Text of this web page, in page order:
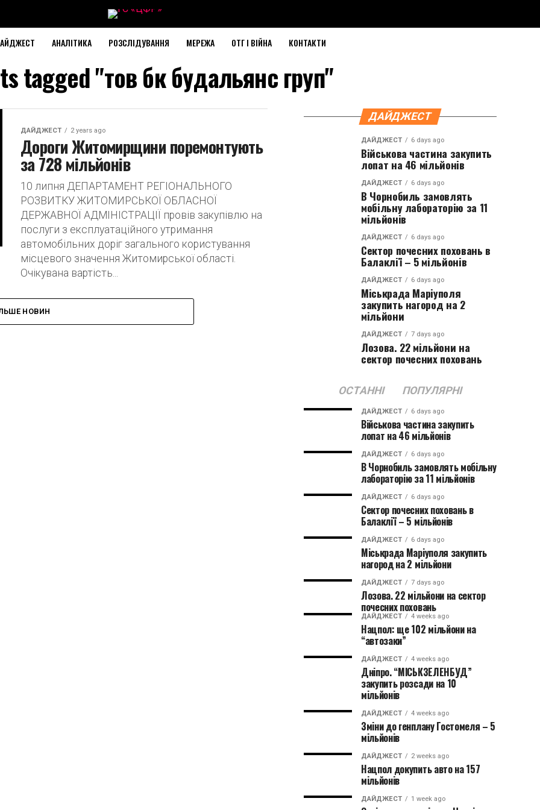
АНАЛІТИКА РОЗСЛІДУВАННЯ МЕРЕЖА ОТГ І ВІЙНА КОНТАКТИ
tagged "тов бк будальянс груп"
ДАЙДЖЕСТ 2 years ago
Дороги Житомирщини поремонтують
за 728 мільйонів
10 липня ДЕПАРТАМЕНТ РЕГІОНАЛЬНОГО
РОЗВИТКУ ЖИТОМИРСЬКОЇ ОБЛАСНОЇ
ДЕРЖАВНОЇ АДМІНІСТРАЦІЇ провів закупівлю на
послуги з експлуатаційного утримання
автомобільних доріг загального користування
місцевого значення Житомирської області.
Очікувана вартість...
НОВИН
ДАЙДЖЕСТ
ДАЙДЖЕСТ 6 days ago
Військова частина закупить
лопат на 46 мільйонів
ДАЙДЖЕСТ 6 days ago
В Чорнобиль замовлять
мобільну лабораторію за 11
мільйонів
ДАЙДЖЕСТ 6 days ago
Сектор почесних поховань в
Балаклії – 5 мільйонів
ДАЙДЖЕСТ 6 days ago
Міськрада Маріуполя
закупить нагород на 2
мільйони
ДАЙДЖЕСТ 7 days ago
Лозова. 22 мільйони на
сектор почесних поховань
ОСТАННІ ПОПУЛЯРНІ
ДАЙДЖЕСТ 6 days ago
Військова частина закупить
лопат на 46 мільйонів
ДАЙДЖЕСТ 6 days ago
В Чорнобиль замовлять мобільну
лабораторію за 11 мільйонів
ДАЙДЖЕСТ 6 days ago
Сектор почесних поховань в
Балаклії – 5 мільйонів
ДАЙДЖЕСТ 6 days ago
Міськрада Маріуполя закупить
нагород на 2 мільйони
ДАЙДЖЕСТ 7 days ago
Лозова. 22 мільйони на сектор
почесних поховань
ДАЙДЖЕСТ 4 weeks ago
Нацпол: ще 102 мільйони на
“автозаки”
ДАЙДЖЕСТ 4 weeks ago
Дніпро. “МІСЬКЗЕЛЕНБУД”
закупить розсади на 10
мільйонів
ДАЙДЖЕСТ 4 weeks ago
Зміни до генплану Гостомеля – 5
мільйонів
ДАЙДЖЕСТ 2 weeks ago
Нацпол докупить авто на 157
мільйонів
ДАЙДЖЕСТ 1 week ago